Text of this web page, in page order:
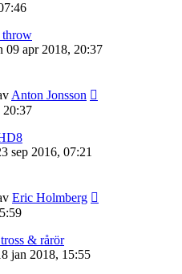
throw
09 apr 2018, 20:37
Anton Jonsson
20:37
sep 2016, 07:21
Eric Holmberg
& rårör
jan 2018, 15:55